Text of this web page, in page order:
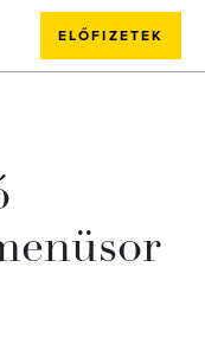
ELŐFIZETEK